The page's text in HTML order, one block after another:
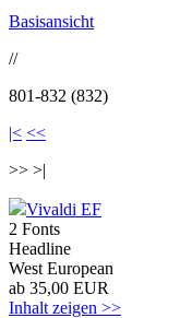
Basisansicht
//
801-832 (832)
|< <<
>> >|
Vivaldi EF
2 Fonts
Headline
West European
ab 35,00 EUR
Inhalt zeigen >>